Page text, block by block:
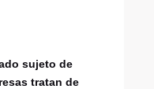
sujeto de
tratan de